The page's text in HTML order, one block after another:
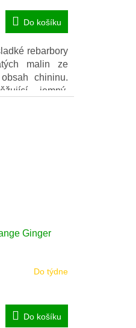
Do košíku
rebarbory
malin ze
chininu.
jemný,
Ginger
Do týdne
Do košíku